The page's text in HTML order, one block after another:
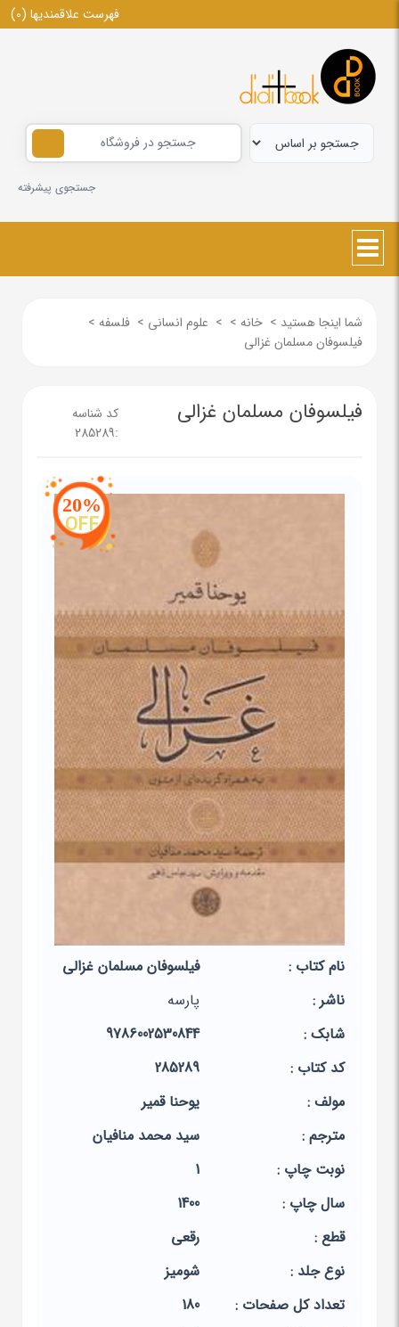
فهرست علاقمندیها (0)
جستجوی پیشرفته
شما اینجا هستید > خانه >
> علوم انسانی > فلسفه >
فیلسوفان مسلمان غزالی
فیلسوفان مسلمان غزالی
کد شناسه
:
285289
20%
OFF
نام کتاب :
فیلسوفان مسلمان غزالی
ناشر :
پارسه
شابک :
9786002530844
کد کتاب :
285289
مولف :
یوحنا قمیر
مترجم :
سید محمد منافیان
نوبت چاپ :
1
سال چاپ :
1400
قطع :
رقعی
نوع جلد :
شومیز
تعداد کل صفحات :
180